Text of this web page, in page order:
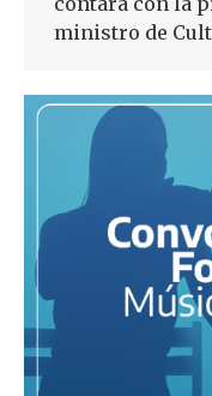
ministro de